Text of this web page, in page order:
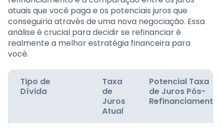
atuais que você paga e os potenciais juros que
conseguiria através de uma nova negociação. Essa
análise é crucial para decidir se refinanciar é
realmente a melhor estratégia financeira para
você.
Tipo de
Dívida
Taxa
de
Juros
Atual
Potencial Taxa
de Juros Pós-
Refinanciamento